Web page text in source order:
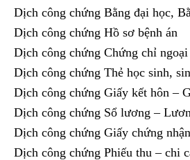
Dịch công chứng Bằng đại học,
Dịch công chứng Hồ sơ bệnh án
Dịch công chứng Chứng chỉ
Dịch công chứng Thẻ học sinh,
Dịch công chứng Giấy kết hôn –
Dịch công chứng Sổ lương –
Dịch công chứng Giấy chứng
Dịch công chứng Phiếu thu – chi